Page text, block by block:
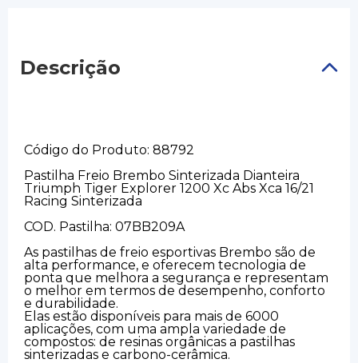
Descrição
Código do Produto: 88792
Pastilha Freio Brembo Sinterizada Dianteira
Triumph Tiger Explorer 1200 Xc Abs Xca 16/21
Racing Sinterizada
COD. Pastilha: 07BB209A
As pastilhas de freio esportivas Brembo são de
alta performance, e oferecem tecnologia de
ponta que melhora a segurança e representam
o melhor em termos de desempenho, conforto
e durabilidade.
Elas estão disponíveis para mais de 6000
aplicações, com uma ampla variedade de
compostos: de resinas orgânicas a pastilhas
sinterizadas e carbono-cerâmica.